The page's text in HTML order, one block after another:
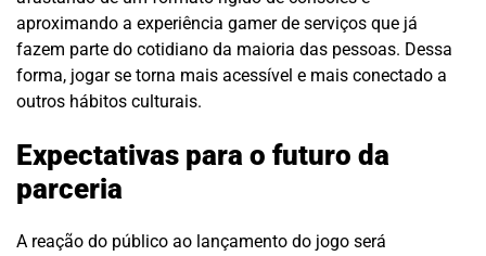
aproximando a experiência gamer de serviços que já
fazem parte do cotidiano da maioria das pessoas. Dessa
forma, jogar se torna mais acessível e mais conectado a
outros hábitos culturais.
Expectativas para o futuro da
parceria
A reação do público ao lançamento do jogo será